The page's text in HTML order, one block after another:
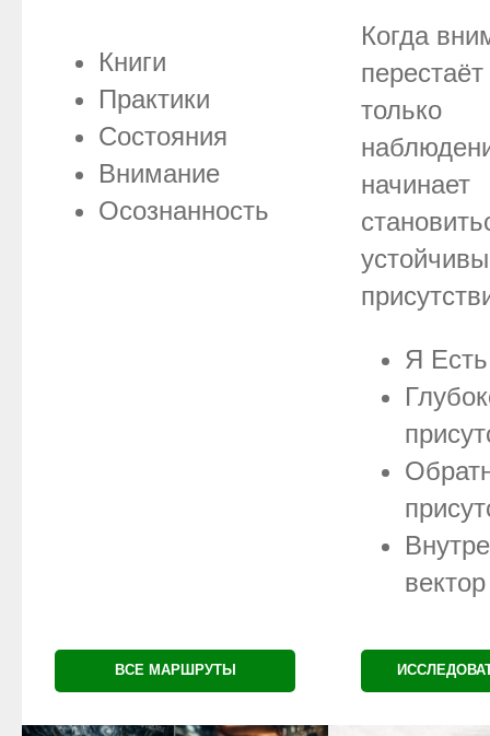
Книги
Практики
Состояния
Внимание
Осознанность
ВСЕ МАРШРУТЫ
Когда
только
начинает
Я Есть
вектор